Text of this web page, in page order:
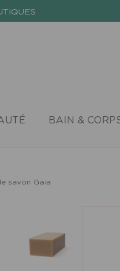
BAIN &
savon Gaia